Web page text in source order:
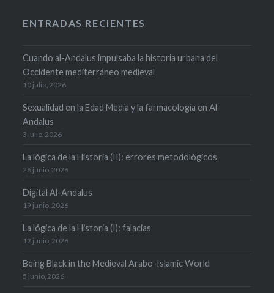
ENTRADAS RECIENTES
Cuando al-Andalus impulsaba la historia urbana del
Occidente mediterráneo medieval
10 julio, 2026
Sexualidad en la Edad Media y la farmacología en Al-
Andalus
3 julio, 2026
La lógica de la Historia (II): errores metodológicos
26 junio, 2026
Digital Al-Andalus
19 junio, 2026
La lógica de la Historia (I): falacias
12 junio, 2026
Being Black in the Medieval Arabo-Islamic World
5 junio, 2026